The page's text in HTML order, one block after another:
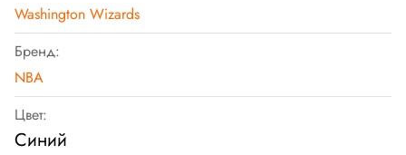
Washington Wizards
Бренд:
NBA
Цвет:
Синий